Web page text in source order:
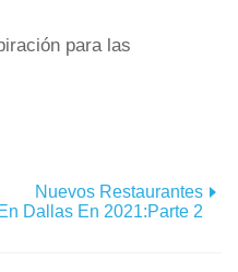
para las
Nuevos Restaurantes
En Dallas En 2021:Parte 2